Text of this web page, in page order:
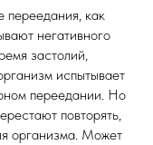
переедания, как
негативного
застолий,
испытывает
переедании. Но
повторять,
организма. Может